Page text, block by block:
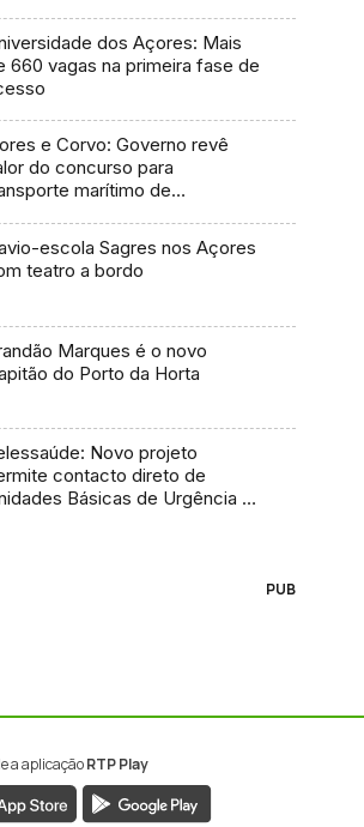
dos Açores: Mais
660 vagas na primeira fase de
e Corvo: Governo revê
do concurso para
marítimo de
escola Sagres nos Açores
teatro a bordo
Marques é o novo
do Porto da Horta
Novo projeto
contacto direto de
Básicas de Urgência e
PUB
a aplicaçãoRTP Play